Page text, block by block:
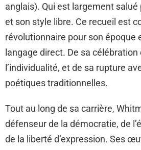
anglais). Qui est largement
et son style libre. Ce recueil est
révolutionnaire pour son époque
langage direct. De sa célébration
l’individualité, et de sa rupture
poétiques traditionnelles.
Tout au long de sa carrière,
défenseur de la démocratie, de
de la liberté d’expression. Ses